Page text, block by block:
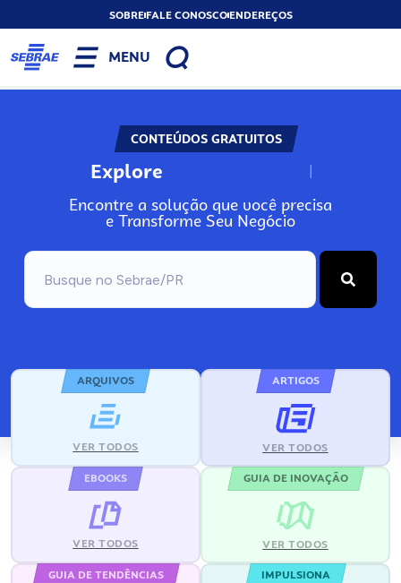
SOBREFALE CONOSCOENDEREÇOS
MENU
CONTEÚDOS GRATUITOS
Explore N
Encontre a solução que você precisa
e Transforme Seu Negócio
ARQUIVOS
VER TODOS
ARTIGOS
VER TODOS
EBOOKS
VER TODOS
GUIA DE INOVAÇÃO
VER TODOS
GUIA DE TENDÊNCIAS IMPULSIONA